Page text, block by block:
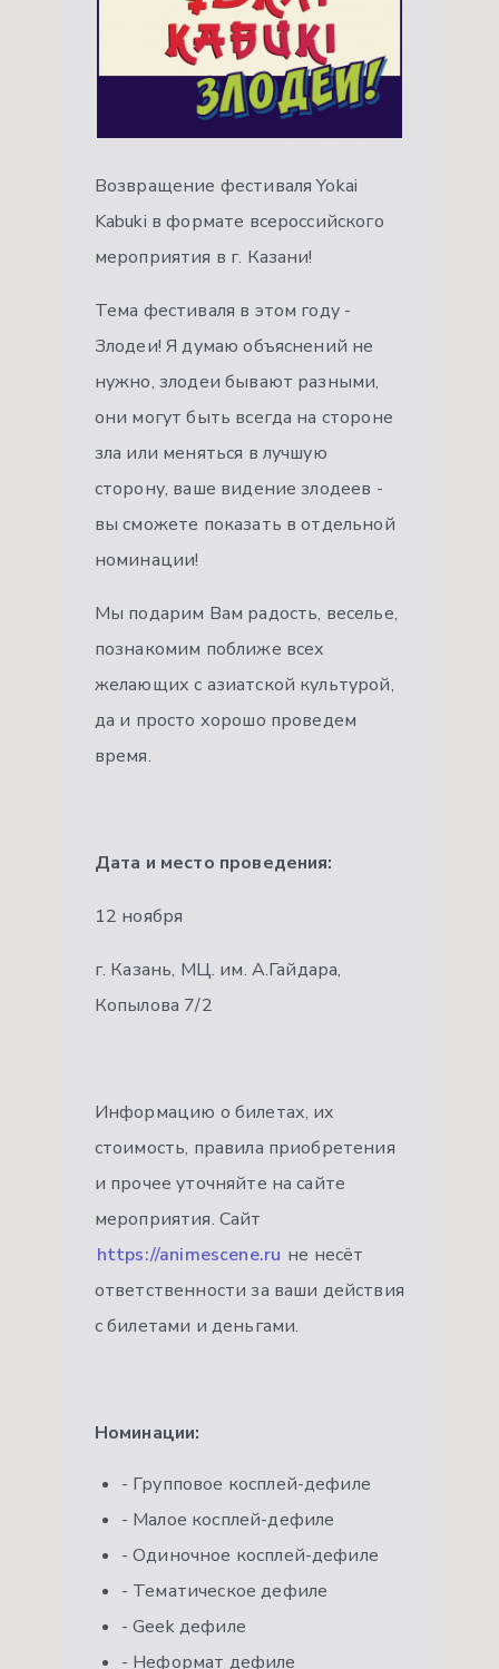
Возвращение фестиваля Yokai
Kabuki в формате всероссийского
мероприятия в г. Казани!
Тема фестиваля в этом году -
Злодеи! Я думаю объяснений не
нужно, злодеи бывают разными,
они могут быть всегда на стороне
зла или меняться в лучшую
сторону, ваше видение злодеев -
вы сможете показать в отдельной
номинации!
Мы подарим Вам радость, веселье,
познакомим поближе всех
желающих с азиатской культурой,
да и просто хорошо проведем
время.
Дата и место проведения:
12 ноября
г. Казань, МЦ. им. А.Гайдара,
Копылова 7/2
Информацию о билетах, их
стоимость, правила приобретения
и прочее уточняйте на сайте
мероприятия. Сайт
https://animescene.ru не несёт
ответственности за ваши действия
с билетами и деньгами.
Номинации:
- Групповое косплей-дефиле
- Малое косплей-дефиле
- Одиночное косплей-дефиле
- Тематическое дефиле
- Geek дефиле
- Неформат дефиле